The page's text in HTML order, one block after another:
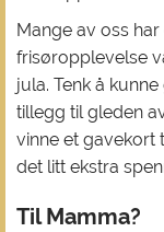
Mange av oss
frisøropplevelse
jula. Tenk å
tillegg til gleden
vinne et gavekort
det litt ekstra
Til Mamma?